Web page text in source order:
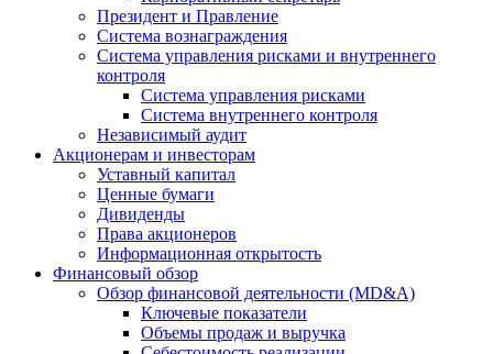
Президент и Правление
Система вознаграждения
Система управления рисками и внутреннего
контроля
Система управления рисками
Система внутреннего контроля
Независимый аудит
Акционерам и инвесторам
Уставный капитал
Ценные бумаги
Дивиденды
Права акционеров
Информационная открытость
Финансовый обзор
Обзор финансовой деятельности (MD&A)
Ключевые показатели
Объемы продаж и выручка